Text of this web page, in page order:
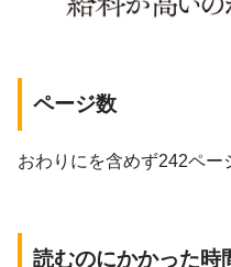
ページ数
おわりにを含めず242ペー
読むのにかかった時